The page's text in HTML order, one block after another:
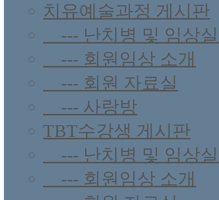
치유예술과정 게시판
--- 난치병 및 임상
--- 회원임상 소개
--- 회원 자료실
--- 사랑방
TBT수강생 게시판
--- 난치병 및 임상
--- 회원임상 소개